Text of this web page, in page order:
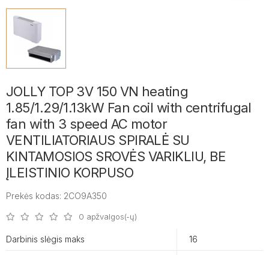
JOLLY TOP 3V 150 VN heating
1.85/1.29/1.13kW Fan coil with centrifugal
fan with 3 speed AC motor
VENTILIATORIAUS SPIRALĖ SU
KINTAMOSIOS SROVĖS VARIKLIU, BE
ĮLEISTINIO KORPUSO
Prekės kodas: 2CO9A350
0 apžvalgos(-ų)
Darbinis slėgis maks 16